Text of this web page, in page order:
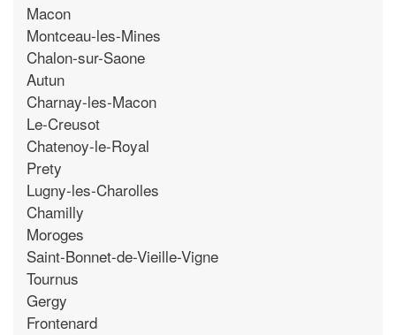
Macon
Montceau-les-Mines
Chalon-sur-Saone
Autun
Charnay-les-Macon
Le-Creusot
Chatenoy-le-Royal
Prety
Lugny-les-Charolles
Chamilly
Moroges
Saint-Bonnet-de-Vieille-Vigne
Tournus
Gergy
Frontenard